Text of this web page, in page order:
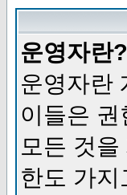
운영자란?
운영자란
이들은
모든 것
한도 가지